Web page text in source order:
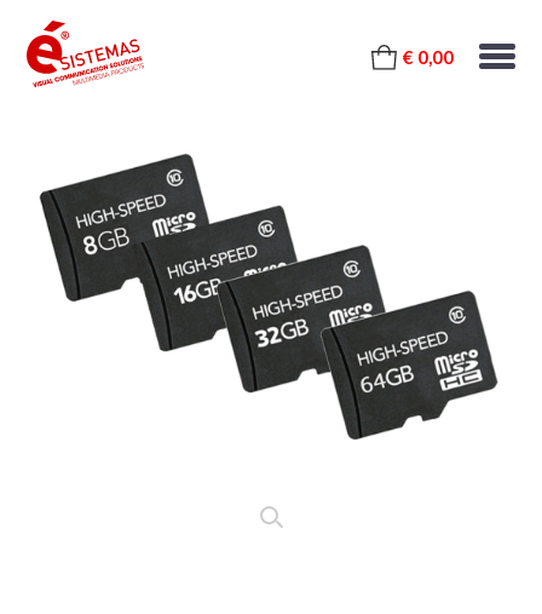
€ 0,00